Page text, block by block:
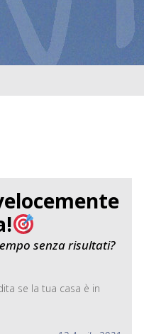
senza risultati?
se la tua casa è in